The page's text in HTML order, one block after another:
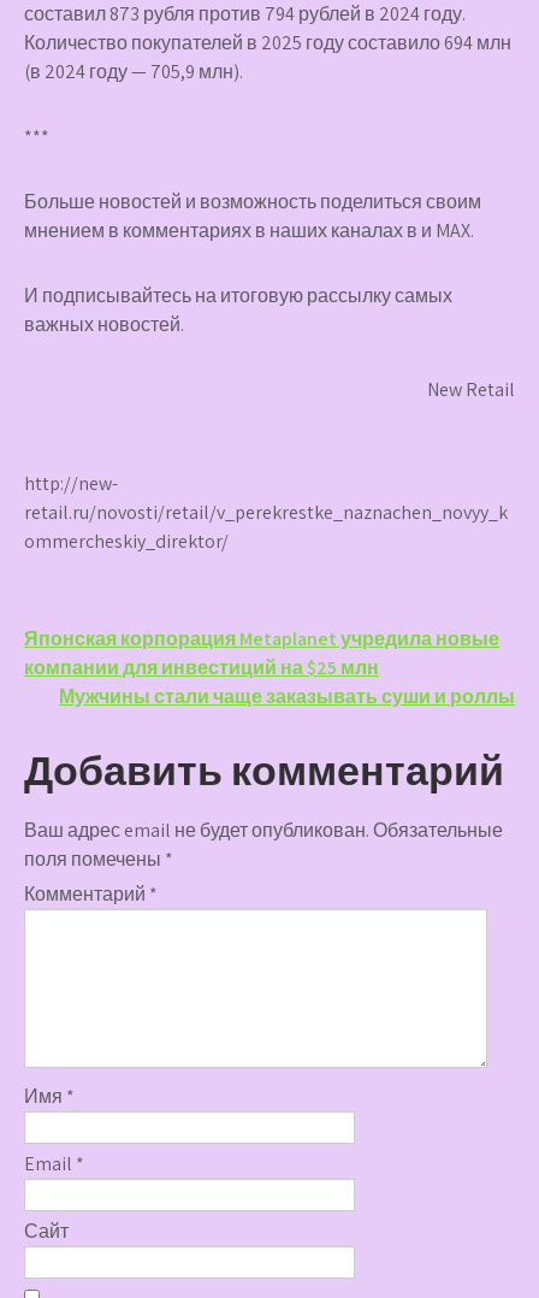
составил 873 рубля против 794 рублей в 2024 году.
Количество покупателей в 2025 году составило 694 млн
(в 2024 году — 705,9 млн).
***
Больше новостей и возможность поделиться своим
мнением в комментариях в наших каналах в и MAX.
И подписывайтесьна итоговую рассылку самых
важных новостей.
New Retail
http://new-
retail.ru/novosti/retail/v_perekrestke_naznachen_novyy_k
ommercheskiy_direktor/
Навигация
по
Японская корпорация Metaplanet учредила новые
компании для инвестиций на $25 млн
Мужчины стали чаще заказывать суши и роллы
Добавить комментарий
Ваш адрес email не будет опубликован.Обязательные
поля помечены *
Комментарий *
Имя *
Email *
Сайт